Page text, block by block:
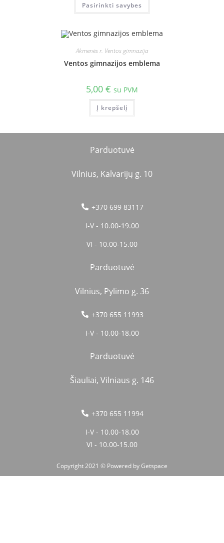
Pasirinkti savybes
Akmenės r. Ventos gimnazija
Ventos gimnazijos emblema
5,00 € su PVM
Į krepšelį
Parduotuvė
Vilnius, Kalvarijų g. 10
+370 699 83117
I-V - 10.00-19.00
VI - 10.00-15.00
Parduotuvė
Vilnius, Pylimo g. 36
+370 655 11993
I-V - 10.00-18.00
Parduotuvė
Šiauliai, Vilniaus g. 146
+370 655 11994
I-V - 10.00-18.00
VI - 10.00-15.00
Copyright 2021 © Powered byGetspace